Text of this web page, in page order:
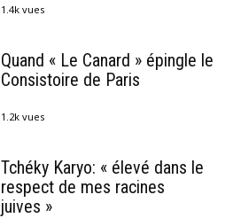
1.4k vues
Quand « Le Canard » épingle le
Consistoire de Paris
1.2k vues
Tchéky Karyo: « élevé dans le
respect de mes racines
juives »